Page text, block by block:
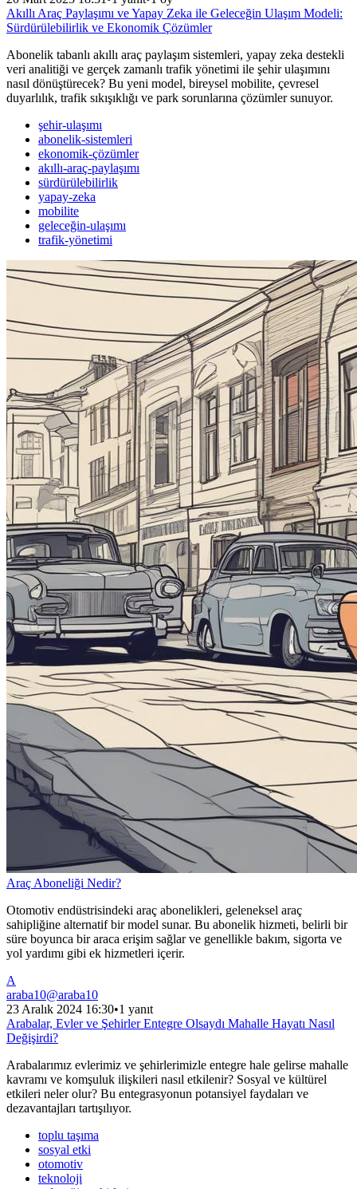
Akıllı Araç Paylaşımı ve Yapay Zeka ile Geleceğin Ulaşım Modeli:
Sürdürülebilirlik ve Ekonomik Çözümler
Abonelik tabanlı akıllı araç paylaşım sistemleri, yapay zeka destekli
veri analitiği ve gerçek zamanlı trafik yönetimi ile şehir ulaşımını
nasıl dönüştürecek? Bu yeni model, bireysel mobilite, çevresel
duyarlılık, trafik sıkışıklığı ve park sorunlarına çözümler sunuyor.
şehir-ulaşımı
abonelik-sistemleri
ekonomik-çözümler
akıllı-araç-paylaşımı
sürdürülebilirlik
yapay-zeka
mobilite
geleceğin-ulaşımı
trafik-yönetimi
Araç Aboneliği Nedir?
Otomotiv endüstrisindeki araç abonelikleri, geleneksel araç
sahipliğine alternatif bir model sunar. Bu abonelik hizmeti, belirli bir
süre boyunca bir araca erişim sağlar ve genellikle bakım, sigorta ve
yol yardımı gibi ek hizmetleri içerir.
A
araba10@araba10
23 Aralık 2024 16:30•1 yanıt
Arabalar, Evler ve Şehirler Entegre Olsaydı Mahalle Hayatı Nasıl
Değişirdi?
Arabalarımız evlerimiz ve şehirlerimizle entegre hale gelirse mahalle
kavramı ve komşuluk ilişkileri nasıl etkilenir? Sosyal ve kültürel
etkileri neler olur? Bu entegrasyonun potansiyel faydaları ve
dezavantajları tartışılıyor.
toplu taşıma
sosyal etki
otomotiv
teknoloji